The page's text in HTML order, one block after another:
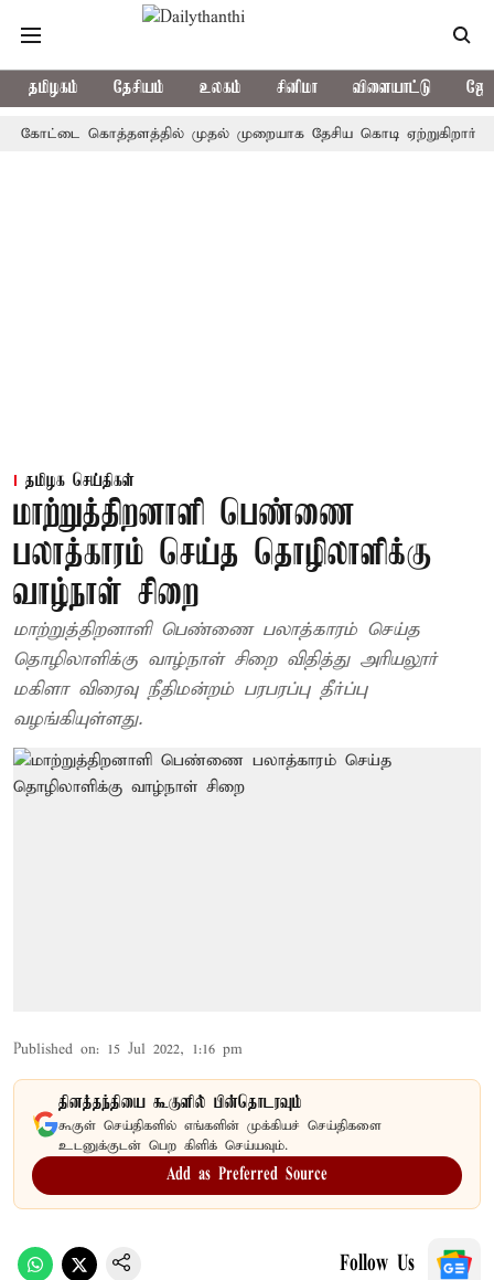
தமிழகம் தேசியம் உலகம் சினிமா விளையாட்டு
கொத்தளத்தில் முதல் முறையாக தேசிய கொடி ஏற்றுகிறார்,
தமிழக செய்திகள்
மாற்றுத்திறனாளி பெண்ணை
பலாத்காரம் செய்த தொழிலாளிக்கு
வாழ்நாள் சிறை
மாற்றுத்திறனாளி பெண்ணை பலாத்காரம் செய்த
தொழிலாளிக்கு வாழ்நாள் சிறை விதித்து அரியலூர்
மகிளா விரைவு நீதிமன்றம் பரபரப்பு தீர்ப்பு
வழங்கியுள்ளது.
Published on: 15 Jul 2022, 1:16 pm
தினத்தந்தியை கூகுளில் பின்தொடரவும்
கூகுள் செய்திகளில் எங்களின் முக்கியச் செய்திகளை
உடனுக்குடன் பெற கிளிக் செய்யவும்.
Add as Preferred Source
Follow Us